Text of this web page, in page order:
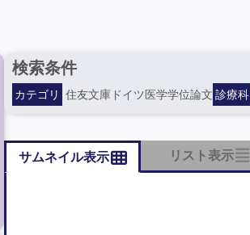
検索条件
カテゴリ 住友文庫ドイツ医学学位論文 診療科
サムネイル表示 リスト表示